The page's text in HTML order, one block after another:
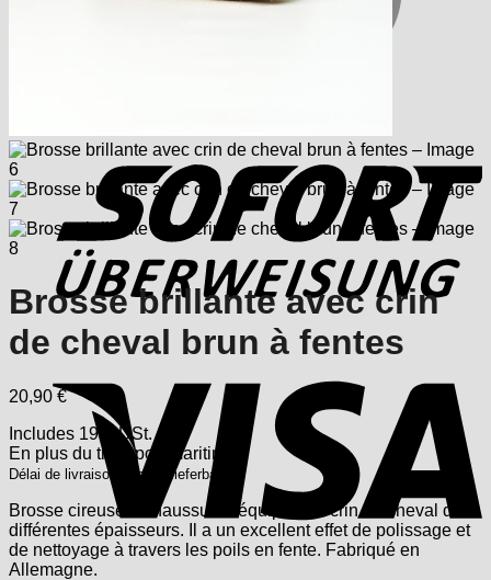
Brosse brillante avec crin
de cheval brun à fentes
20,90 €
Includes 19% USt.
En plus du transport maritime
Délai de livraison : sofort lieferbar
Brosse cireuse à chaussures équipée de crin de cheval de
différentes épaisseurs. Il a un excellent effet de polissage et
de nettoyage à travers les poils en fente. Fabriqué en
Allemagne.